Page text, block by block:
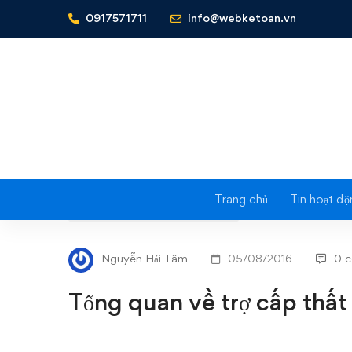
0917571711 info@webketoan.vn
Trang chủ Tin hoạt
Home Nghiệp vụ Kế toán & Thuế Tổng quan về trợ
Tổng
quan
về
Nguyễn Hải Tâm 05/08/2016 0
Tổng quan về trợ cấp